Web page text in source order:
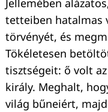
Jellemében
tetteiben hatalmas
törvényét, és
Tökéletesen
tisztségeit: ő volt
király. Meghalt,
világ bűneiért,